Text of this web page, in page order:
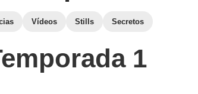
Vídeos Stills Secretos
1